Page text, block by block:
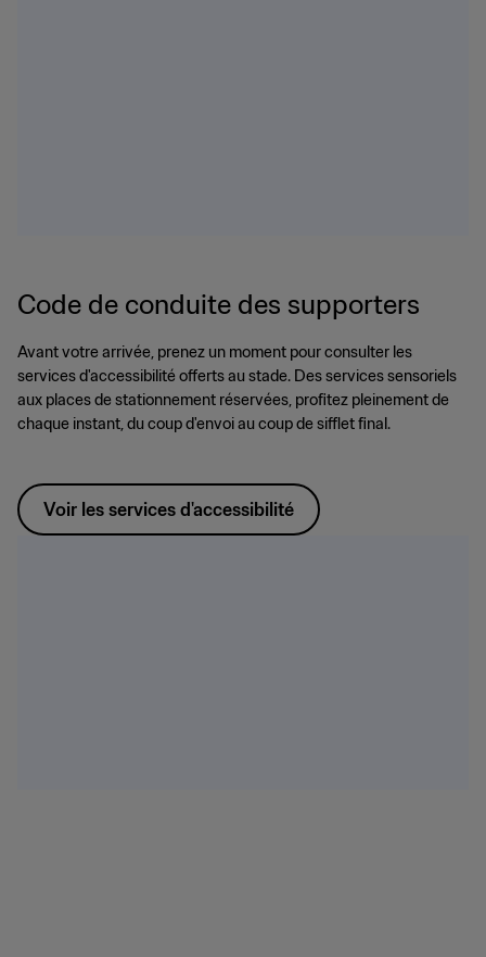
Code de conduite des supporters
Avant votre arrivée, prenez un moment pour consulter les
services d'accessibilité offerts au stade. Des services sensoriels
aux places de stationnement réservées, profitez pleinement de
chaque instant, du coup d'envoi au coup de sifflet final.
Voir les services d'accessibilité